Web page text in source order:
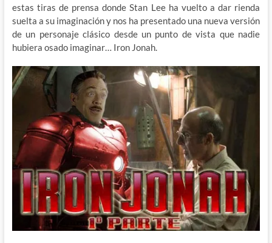
estas tiras de prensa donde Stan Lee ha vuelto a dar rienda
suelta a su imaginación y nos ha presentado una nueva versión
de un personaje clásico desde un punto de vista que nadie
hubiera osado imaginar… Iron Jonah.